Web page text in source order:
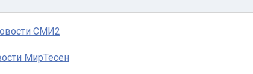
СМИ2
МирТесен